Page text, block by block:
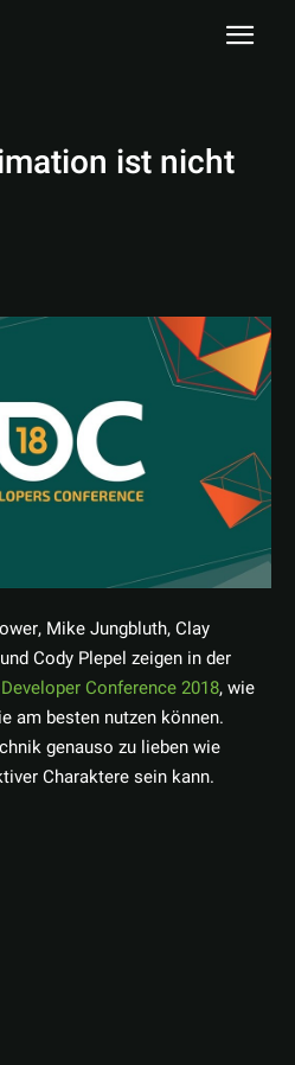
ist nicht
Mike Jungbluth, Clay
Cody Plepel zeigen in der
Conference 2018, wie
am besten nutzen können.
genauso zu lieben wie
Charaktere sein kann.